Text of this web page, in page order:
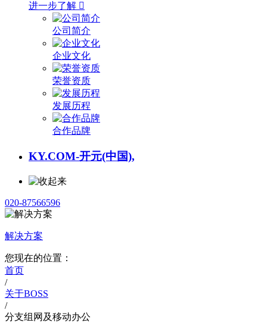
进一步了解 
公司简介
企业文化
荣誉资质
发展历程
合作品牌
KY.COM-开元(中国),
020-87566596
解决方案
您现在的位置：
首页
/
关于BOSS
/
分支组网及移动办公